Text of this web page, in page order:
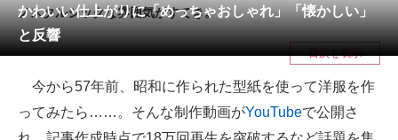
メディア
注目記事を集めた総合ページ
ITの今と未来を見通す
スマホと通信の最新トレンド
かわいい仕上がりに「めっちゃおしゃれ」「懐かしい」
と反響
ノスタルジックな雰囲気がすてき。
目次を表示
今から57年前、昭和に作られた型紙を使って洋服を作
ってみたら……。そんな制作動画がYouTubeで公開さ